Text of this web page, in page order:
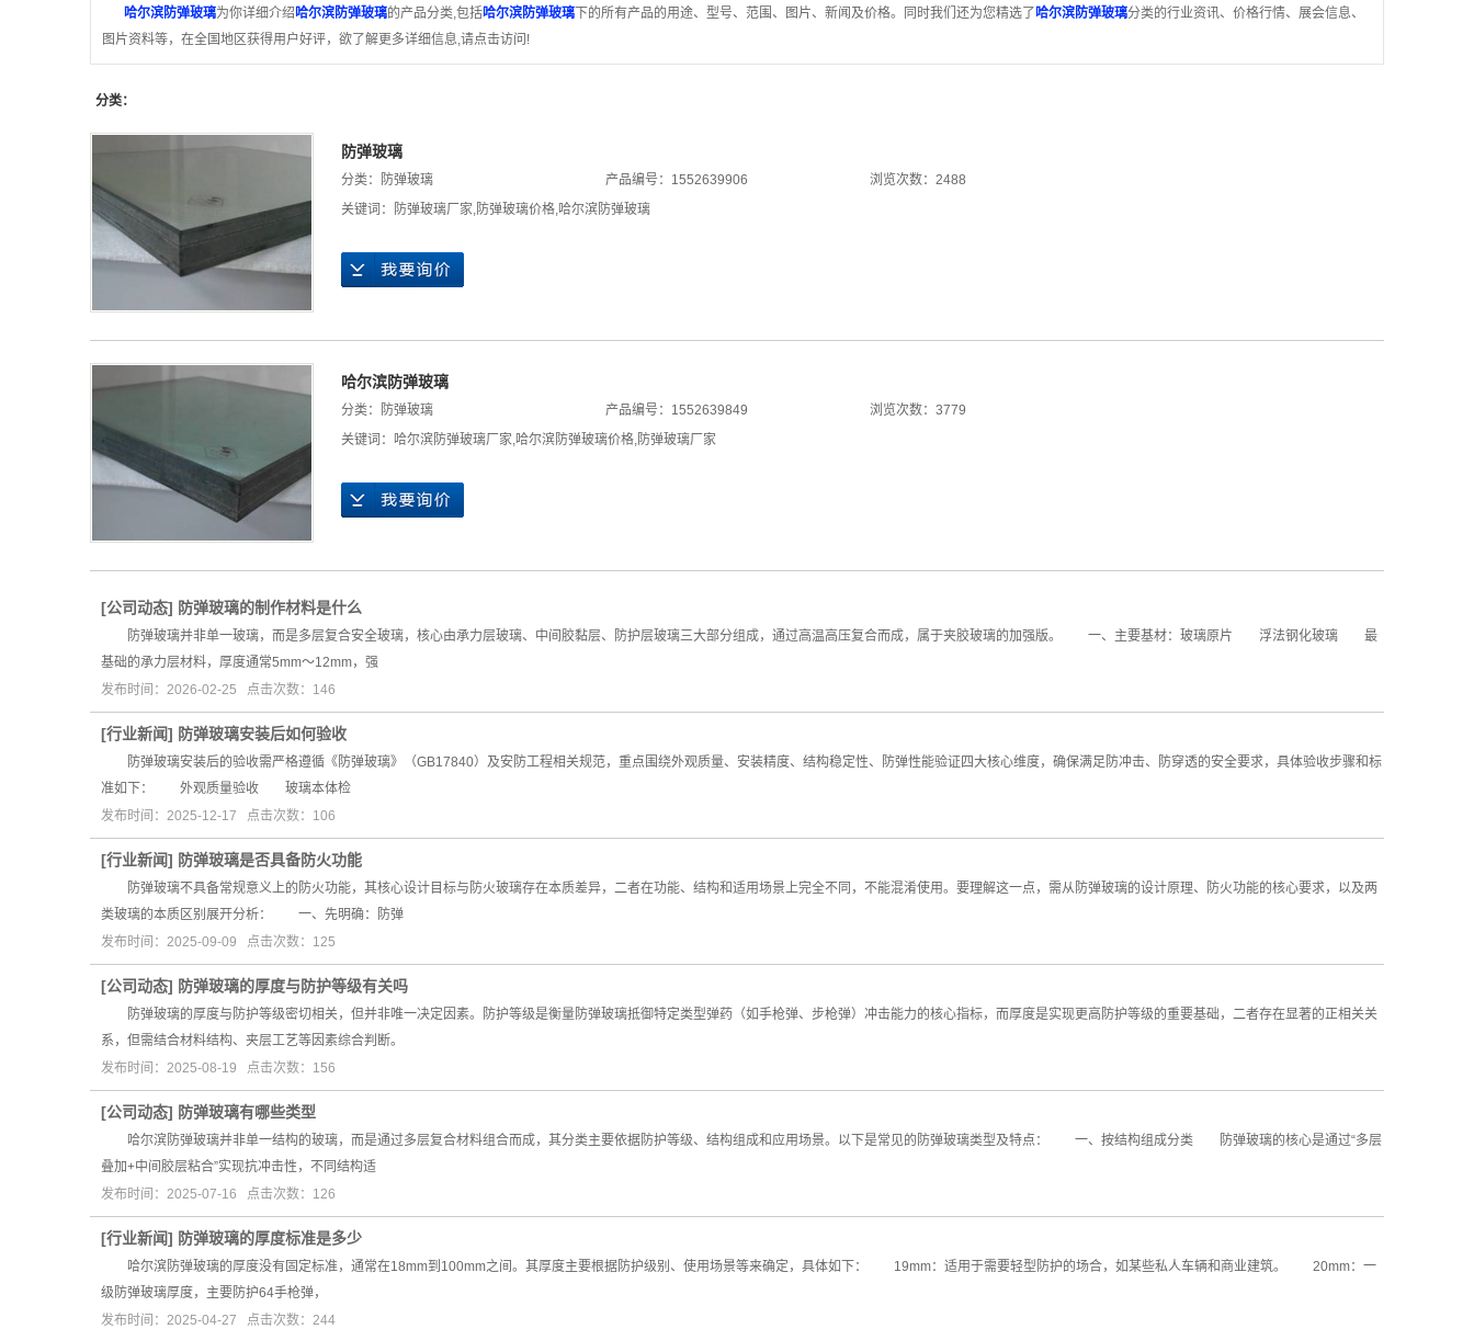
哈尔滨防弹玻璃为你详细介绍哈尔滨防弹玻璃的产品分类,包括哈尔滨防弹玻璃 下的所有产品的用途、型号、范围、图片、新闻及价格。同时我们还为您精选了哈尔滨防弹玻璃分类的行业资讯、价格行情、展会信息、
图片资料等，在全国地区获得用户好评，欲了解更多详细信息,请点击访问!
分类：
防弹玻璃
分类： 防弹玻璃 产品编号：1552639906
浏览次数：2488
关键词：
防弹玻璃厂家,防弹玻璃价格,哈尔滨防弹玻璃
哈尔滨防弹玻璃
分类： 防弹玻璃 产品编号：1552639849
浏览次数：3779
关键词： 哈尔滨防弹玻璃厂家,哈尔滨防弹玻璃价格,防弹玻璃厂家
[公司动态] 防弹玻璃的制作材料是什么
防弹玻璃并非单一玻璃，而是多层复合安全玻璃，核心由承力层玻璃、中间胶黏层、防护层玻璃三大部分组成，通过高温高压复合而成，属于夹胶玻璃的加强版。 一、主要基材：玻璃原片 浮法钢化玻璃 最
基础的承力层材料，厚度通常5mm～12mm，强
发布时间：2026-02-25 点击次数：146
[行业新闻] 防弹玻璃安装后如何验收
防弹玻璃安装后的验收需严格遵循《防弹玻璃》（GB17840）及安防工程相关规范，重点围绕外观质量、安装精度、结构稳定性、防弹性能验证四大核心维度，确保满足防冲击、防穿透的安全要求，具体验收步骤和标
准如下： 外观质量验收 玻璃本体检
发布时间：2025-12-17 点击次数：106
[行业新闻] 防弹玻璃是否具备防火功能
防弹玻璃不具备常规意义上的防火功能，其核心设计目标与防火玻璃存在本质差异，二者在功能、结构和适用场景上完全不同，不能混淆使用。要理解这一点，需从防弹玻璃的设计原理、防火功能的核心要求，以及两
类玻璃的本质区别展开分析： 一、先明确：防弹
发布时间：2025-09-09 点击次数：125
[公司动态] 防弹玻璃的厚度与防护等级有关吗
防弹玻璃的厚度与防护等级密切相关，但并非唯一决定因素。防护等级是衡量防弹玻璃抵御特定类型弹药（如手枪弹、步枪弹）冲击能力的核心指标，而厚度是实现更高防护等级的重要基础，二者存在显著的正相关关
系，但需结合材料结构、夹层工艺等因素综合判断。
发布时间：2025-08-19 点击次数：156
[公司动态] 防弹玻璃有哪些类型
哈尔滨防弹玻璃并非单一结构的玻璃，而是通过多层复合材料组合而成，其分类主要依据防护等级、结构组成和应用场景。以下是常见的防弹玻璃类型及特点： 一、按结构组成分类 防弹玻璃的核心是通过“多层
叠加+中间胶层粘合”实现抗冲击性，不同结构适
发布时间：2025-07-16 点击次数：126
[行业新闻] 防弹玻璃的厚度标准是多少
哈尔滨防弹玻璃的厚度没有固定标准，通常在18mm到100mm之间。其厚度主要根据防护级别、使用场景等来确定，具体如下： 19mm：适用于需要轻型防护的场合，如某些私人车辆和商业建筑。 20mm：一
级防弹玻璃厚度，主要防护64手枪弹，
发布时间：2025-04-27 点击次数：244